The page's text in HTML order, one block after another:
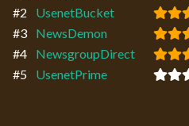
#2
UsenetBucket
#3
NewsDemon
#4
NewsgroupDirect
#5
UsenetPrime